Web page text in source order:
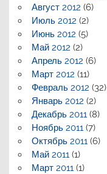
Август 2012 (6)
Июль 2012 (2)
Июнь 2012 (5)
Май 2012 (2)
Апрель 2012 (6)
Март 2012 (11)
Февраль 2012 (32)
Январь 2012 (2)
Декабрь 2011(8)
Ноябрь 2011(7)
Октябрь 2011(6)
Май 2011(1)
Март 2011(1)